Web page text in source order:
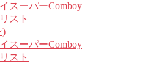
スーパーComboy
スト
)
スーパーComboy
スト